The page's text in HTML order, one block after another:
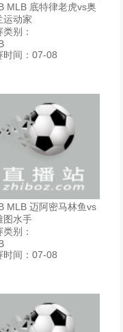
MLB 底特律老虎vs奥
运动家
类别：
时间：07-08
MLB 迈阿密马林鱼vs
图水手
类别：
时间：07-08